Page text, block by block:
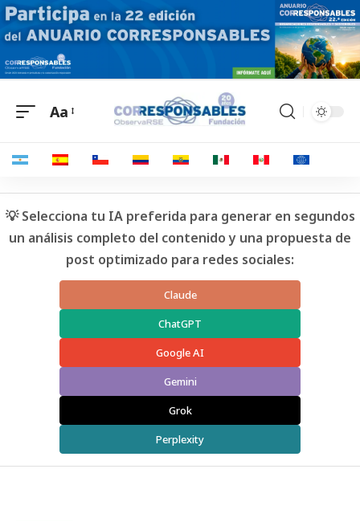
Aa
💡 Selecciona tu IA preferida para generar en segundos
un análisis completo del contenido y una propuesta de
post optimizado para redes sociales:
Claude
ChatGPT
Google AI
Gemini
Grok
Perplexity